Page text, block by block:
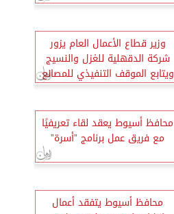
وزير قطاع الأعمال العام يزور
شركة الدقهلية للغزل والنسيج
ويتابع الموقف التنفيذي للمصانع
الجديدة
محافظ أسيوط يعقد لقاء تعريفيًا
مع فريق عمل برنامج ”أسرة”
محافظ أسيوط يتفقد أعمال